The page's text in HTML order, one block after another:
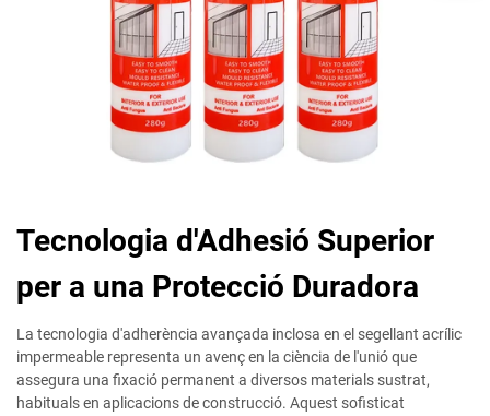
Tecnologia d'Adhesió Superior
per a una Protecció Duradora
La tecnologia d'adherència avançada inclosa en el segellant acrílic
impermeable representa un avenç en la ciència de l'unió que
assegura una fixació permanent a diversos materials sustrat,
habituals en aplicacions de construcció. Aquest sofisticat